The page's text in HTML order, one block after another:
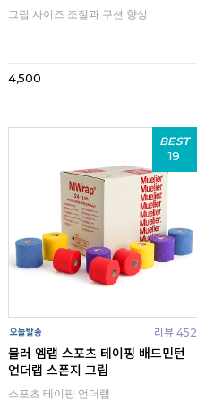
그립 사이즈 조절과 쿠션 향상
4,500
BEST
19
리뷰 452
뮬러 엠랩 스포츠 테이핑 배드민턴
언더랩 스폰지 그립
스포츠 테이핑 언더랩